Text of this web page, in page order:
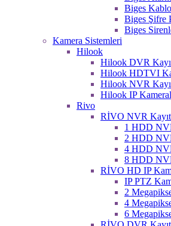
Biges
Biges Şifre
Biges
Kamera Sistemleri
Hilook
Hilook DVR
Hilook HDTVI
Hilook NVR
Hilook IP
Rivo
RİVO NVR Kayıt
1 HDD
2 HDD
4 HDD
8 HDD
RİVO HD IP
IP PTZ
2
4
6